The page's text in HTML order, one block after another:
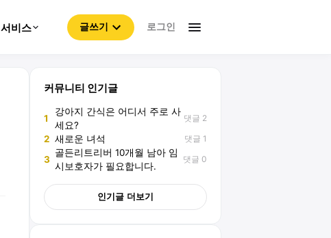
서비스 글쓰기 로그인
커뮤니티 인기글
1
강아지 간식은 어디서 주로 사
세요?
댓글 2
2 새로운 녀석 댓글 1
3
골든리트리버 10개월 남아 임
시보호자가 필요합니다.
댓글 0
인기글 더보기